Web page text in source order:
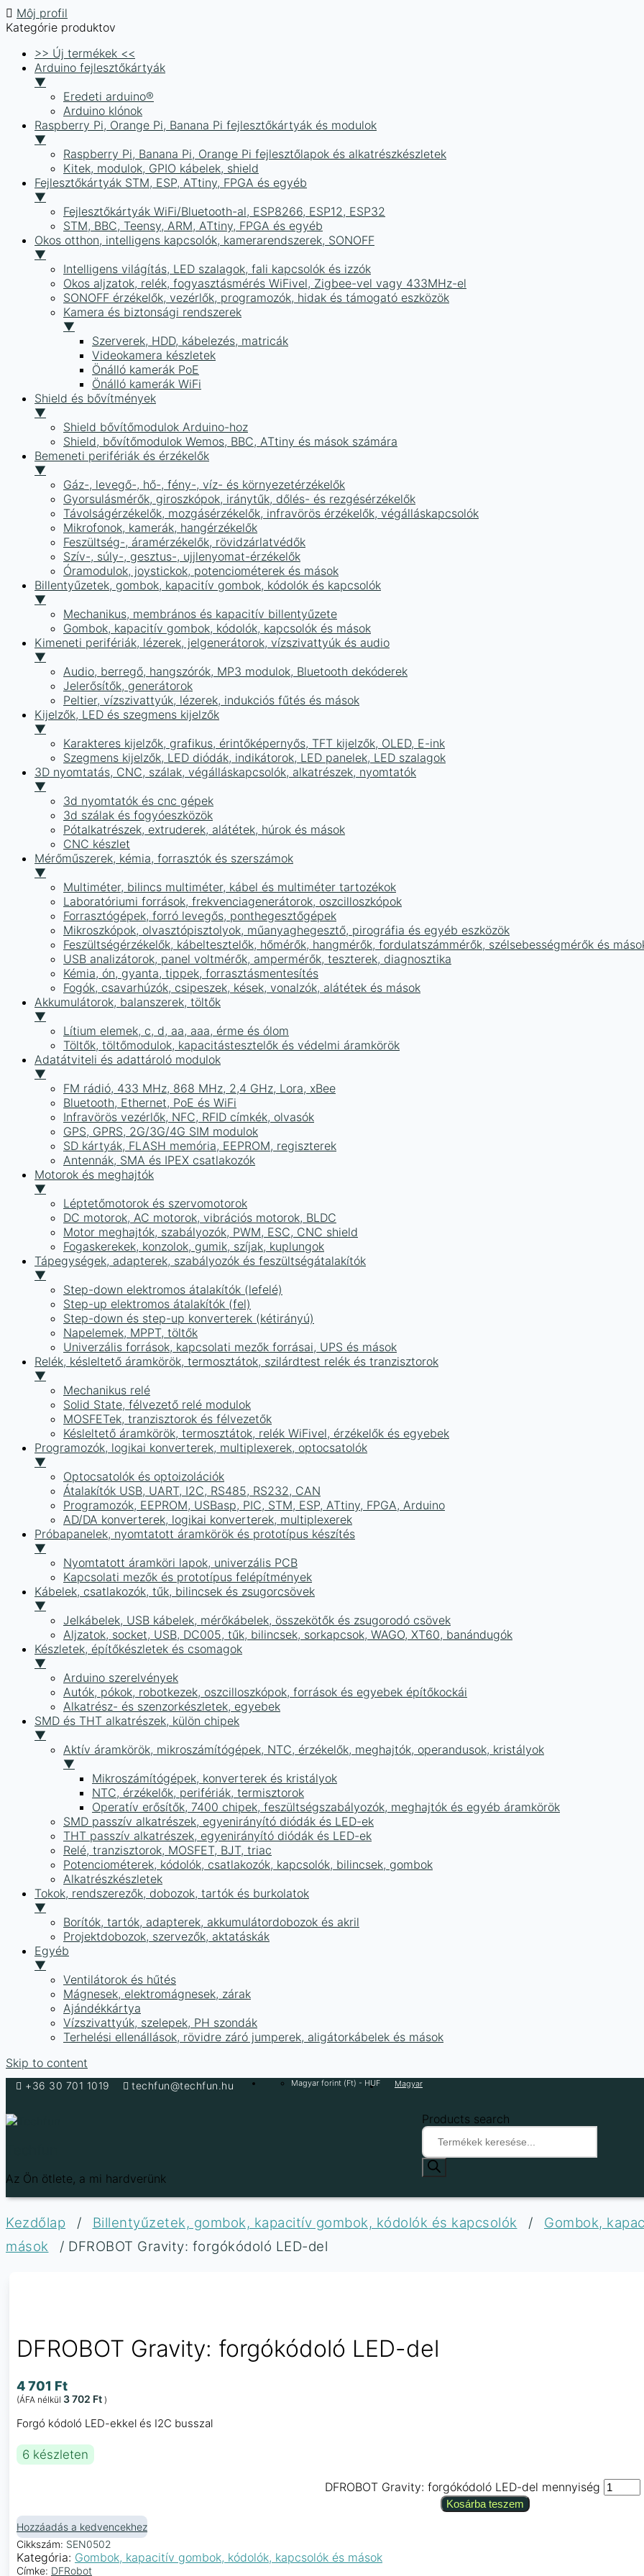
Môj profil
Kategórie produktov
>> Új termékek <<
Arduino fejlesztőkártyák
▼
Eredeti arduino®
Arduino klónok
Raspberry Pi, Orange Pi, Banana Pi fejlesztőkártyák és modulok
▼
Raspberry Pi, Banana Pi, Orange Pi fejlesztőlapok és alkatrészkészletek
Kitek, modulok, GPIO kábelek, shield
Fejlesztőkártyák STM, ESP, ATtiny, FPGA és egyéb
▼
Fejlesztőkártyák WiFi/Bluetooth-al, ESP8266, ESP12, ESP32
STM, BBC, Teensy, ARM, ATtiny, FPGA és egyéb
Okos otthon, intelligens kapcsolók, kamerarendszerek, SONOFF
▼
Intelligens világítás, LED szalagok, fali kapcsolók és izzók
Okos aljzatok, relék, fogyasztásmérés WiFivel, Zigbee-vel vagy 433MHz-el
SONOFF érzékelők, vezérlők, programozók, hidak és támogató eszközök
Kamera és biztonsági rendszerek
▼
Szerverek, HDD, kábelezés, matricák
Videokamera készletek
Önálló kamerák PoE
Önálló kamerák WiFi
Shield és bővítmények
▼
Shield bővítőmodulok Arduino-hoz
Shield, bővítőmodulok Wemos, BBC, ATtiny és mások számára
Bemeneti perifériák és érzékelők
▼
Gáz-, levegő-, hő-, fény-, víz- és környezetérzékelők
Gyorsulásmérők, giroszkópok, iránytűk, dőlés- és rezgésérzékelők
Távolságérzékelők, mozgásérzékelők, infravörös érzékelők, végálláskapcsolók
Mikrofonok, kamerák, hangérzékelők
Feszültség-, áramérzékelők, rövidzárlatvédők
Szív-, súly-, gesztus-, ujjlenyomat-érzékelők
Óramodulok, joystickok, potenciométerek és mások
Billentyűzetek, gombok, kapacitív gombok, kódolók és kapcsolók
▼
Mechanikus, membrános és kapacitív billentyűzete
Gombok, kapacitív gombok, kódolók, kapcsolók és mások
Kimeneti perifériák, lézerek, jelgenerátorok, vízszivattyúk és audio
▼
Audio, berregő, hangszórók, MP3 modulok, Bluetooth dekóderek
Jelerősítők, generátorok
Peltier, vízszivattyúk, lézerek, indukciós fűtés és mások
Kijelzők, LED és szegmens kijelzők
▼
Karakteres kijelzők, grafikus, érintőképernyős, TFT kijelzők, OLED, E-ink
Szegmens kijelzők, LED diódák, indikátorok, LED panelek, LED szalagok
3D nyomtatás, CNC, szálak, végálláskapcsolók, alkatrészek, nyomtatók
▼
3d nyomtatók és cnc gépek
3d szálak és fogyóeszközök
Pótalkatrészek, extruderek, alátétek, húrok és mások
CNC készlet
Mérőműszerek, kémia, forrasztók és szerszámok
▼
Multiméter, bilincs multiméter, kábel és multiméter tartozékok
Laboratóriumi források, frekvenciagenerátorok, oszcilloszkópok
Forrasztógépek, forró levegős, ponthegesztőgépek
Mikroszkópok, olvasztópisztolyok, műanyaghegesztő, pirográfia és egyéb eszközök
Feszültségérzékelők, kábeltesztelők, hőmérők, hangmérők, fordulatszámmérők, szélsebességmérők és
USB analizátorok, panel voltmérők, ampermérők, teszterek, diagnosztika
Kémia, ón, gyanta, tippek, forrasztásmentesítés
Fogók, csavarhúzók, csipeszek, kések, vonalzók, alátétek és mások
Akkumulátorok, balanszerek, töltők
▼
Lítium elemek, c, d, aa, aaa, érme és ólom
Töltők, töltőmodulok, kapacitástesztelők és védelmi áramkörök
Adatátviteli és adattároló modulok
▼
FM rádió, 433 MHz, 868 MHz, 2,4 GHz, Lora, xBee
Bluetooth, Ethernet, PoE és WiFi
Infravörös vezérlők, NFC, RFID címkék, olvasók
GPS, GPRS, 2G/3G/4G SIM modulok
SD kártyák, FLASH memória, EEPROM, regiszterek
Antennák, SMA és IPEX csatlakozók
Motorok és meghajtók
▼
Léptetőmotorok és szervomotorok
DC motorok, AC motorok, vibrációs motorok, BLDC
Motor meghajtók, szabályozók, PWM, ESC, CNC shield
Fogaskerekek, konzolok, gumik, szíjak, kuplungok
Tápegységek, adapterek, szabályozók és feszültségátalakítók
▼
Step-down elektromos átalakítók (lefelé)
Step-up elektromos átalakítók (fel)
Step-down és step-up konverterek (kétirányú)
Napelemek, MPPT, töltők
Univerzális források, kapcsolati mezők forrásai, UPS és mások
Relék, késleltető áramkörök, termosztátok, szilárdtest relék és tranzisztorok
▼
Mechanikus relé
Solid State, félvezető relé modulok
MOSFETek, tranzisztorok és félvezetők
Késleltető áramkörök, termosztátok, relék WiFivel, érzékelők és egyebek
Programozók, logikai konverterek, multiplexerek, optocsatolók
▼
Optocsatolók és optoizolációk
Átalakítók USB, UART, I2C, RS485, RS232, CAN
Programozók, EEPROM, USBasp, PIC, STM, ESP, ATtiny, FPGA, Arduino
AD/DA konverterek, logikai konverterek, multiplexerek
Próbapanelek, nyomtatott áramkörök és prototípus készítés
▼
Nyomtatott áramköri lapok, univerzális PCB
Kapcsolati mezők és prototípus felépítmények
Kábelek, csatlakozók, tűk, bilincsek és zsugorcsövek
▼
Jelkábelek, USB kábelek, mérőkábelek, összekötők és zsugorodó csövek
Aljzatok, socket, USB, DC005, tűk, bilincsek, sorkapcsok, WAGO, XT60, banándugók
Készletek, építőkészletek és csomagok
▼
Arduino szerelvények
Autók, pókok, robotkezek, oszcilloszkópok, források és egyebek építőkockái
Alkatrész- és szenzorkészletek, egyebek
SMD és THT alkatrészek, külön chipek
▼
Aktív áramkörök, mikroszámítógépek, NTC, érzékelők, meghajtók, operandusok, kristályok
▼
Mikroszámítógépek, konverterek és kristályok
NTC, érzékelők, perifériák, termisztorok
Operatív erősítők, 7400 chipek, feszültségszabályozók, meghajtók és egyéb áramkörök
SMD passzív alkatrészek, egyenirányító diódák és LED-ek
THT passzív alkatrészek, egyenirányító diódák és LED-ek
Relé, tranzisztorok, MOSFET, BJT, triac
Potenciométerek, kódolók, csatlakozók, kapcsolók, bilincsek, gombok
Alkatrészkészletek
Tokok, rendszerezők, dobozok, tartók és burkolatok
▼
Borítók, tartók, adapterek, akkumulátordobozok és akril
Projektdobozok, szervezők, aktatáskák
Egyéb
▼
Ventilátorok és hűtés
Mágnesek, elektromágnesek, zárak
Ajándékkártya
Vízszivattyúk, szelepek, PH szondák
Terhelési ellenállások, rövidre záró jumperek, aligátorkábelek és mások
Skip to content
+36 30 701 1019 techfun@techfun.hu Magyar forint (Ft) - HUF Magyar
Az Ön ötlete, a mi hardverünk
Products search
Kezdőlap / Billentyűzetek, gombok, kapacitív gombok, kódolók és kapcsolók /
Gombok,
mások
/ DFROBOT Gravity: forgókódoló LED-del
DFROBOT Gravity: forgókódoló LED-del
4 701 Ft
(ÁFA nélkül 3 702 Ft )
Forgó kódoló LED-ekkel és I2C busszal
6 készleten
DFROBOT Gravity: forgókódoló LED-del mennyiség
Kosárba teszem
Hozzáadás a kedvencekhez
Cikkszám: SEN0502
Kategória: Gombok, kapacitív gombok, kódolók, kapcsolók és mások
Címke: DFRobot